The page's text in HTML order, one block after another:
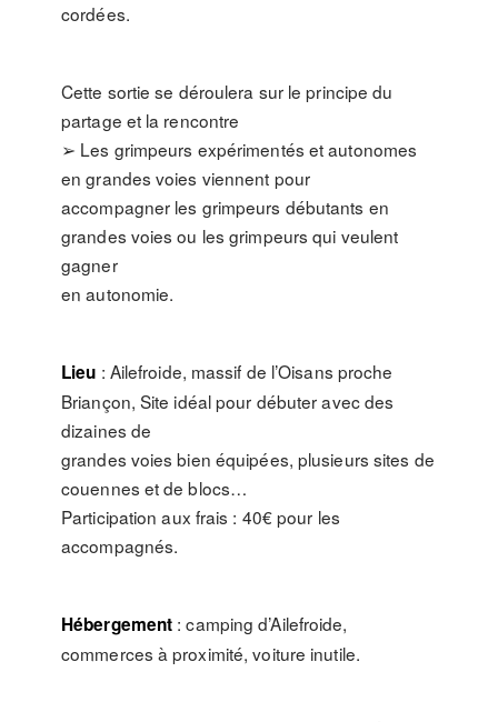
cordées.
Cette sortie se déroulera sur le principe du
partage et la rencontre
➢ Les grimpeurs expérimentés et autonomes
en grandes voies viennent pour
accompagner les grimpeurs débutants en
grandes voies ou les grimpeurs qui veulent
gagner
en autonomie.
Lieu : Ailefroide, massif de l’Oisans proche
Briançon, Site idéal pour débuter avec des
dizaines de
grandes voies bien équipées, plusieurs sites de
couennes et de blocs…
Participation aux frais : 40€ pour les
accompagnés.
Hébergement : camping d’Ailefroide,
commerces à proximité, voiture inutile.